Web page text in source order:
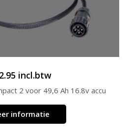
incl.btw
2 voor 49,6 Ah 16.8v accu
informatie